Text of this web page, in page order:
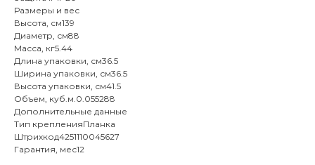
Размеры и вес
Высота, см139
Диаметр, см88
Масса, кг5.44
Длина упаковки, см36.5
Ширина упаковки, см36.5
Высота упаковки, см41.5
Объем, куб.м.0.055288
Дополнительные данные
Тип крепленияПланка
Штрихкод4251110045627
Гарантия, мес12